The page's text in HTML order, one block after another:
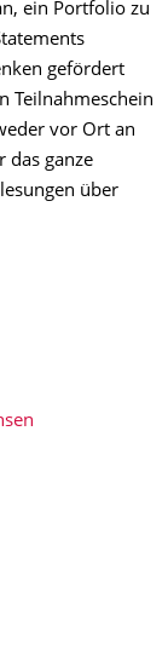
ein Portfolio zu
gefördert
Teilnahmeschein
vor Ort an
das ganze
über